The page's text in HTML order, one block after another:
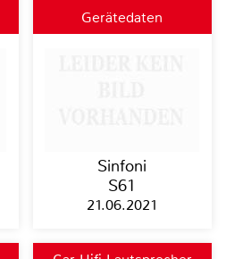
Gerätedaten
Sinfoni
S61
21.06.2021